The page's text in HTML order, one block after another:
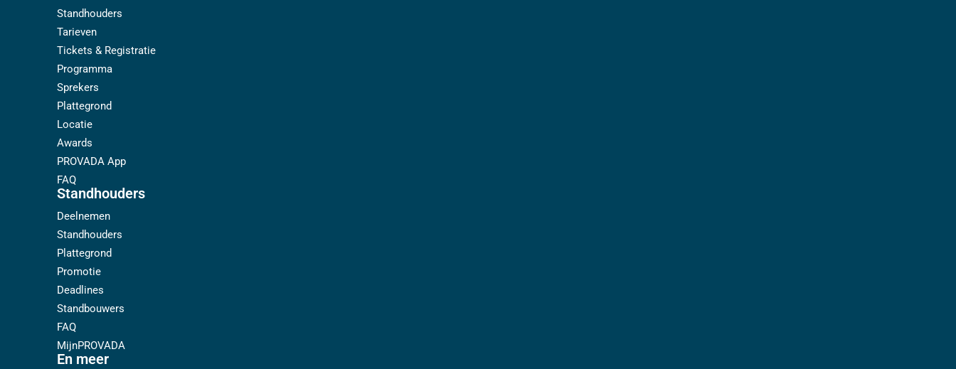
Standhouders
Tarieven
Tickets & Registratie
Programma
Sprekers
Plattegrond
Locatie
Awards
PROVADA App
FAQ
Standhouders
Deelnemen
Standhouders
Plattegrond
Promotie
Deadlines
Standbouwers
FAQ
MijnPROVADA
En meer